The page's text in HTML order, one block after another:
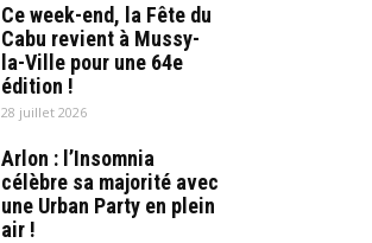
Ce week-end, la Fête du
Cabu revient à Mussy-
la-Ville pour une 64e
édition !
28 juillet 2026
Arlon : l’Insomnia
célèbre sa majorité avec
une Urban Party en plein
air !